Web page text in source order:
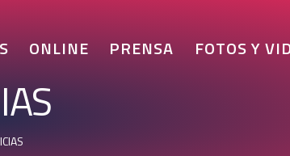
ONLINE PRENSA FOTOS Y